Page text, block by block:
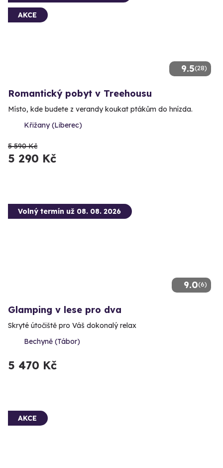
9.5(28)
AKCE
Romantický pobyt v Treehousu
Místo, kde budete z verandy koukat ptákům do hnízda.
Křižany (Liberec)
5 590 Kč
5 290 Kč
9.0(6)
Volný termín už 08. 08. 2026
Glamping v lese pro dva
Skryté útočiště pro Váš dokonalý relax
Bechyně (Tábor)
5 470 Kč
AKCE